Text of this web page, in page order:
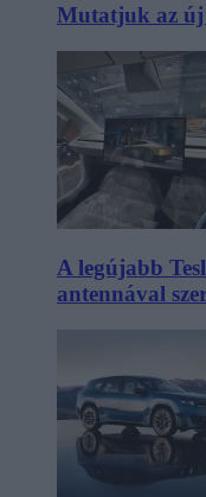
Mutatjuk az új
A legújabb
antennával